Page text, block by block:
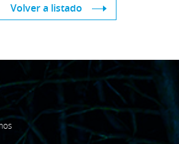
Volver a listado